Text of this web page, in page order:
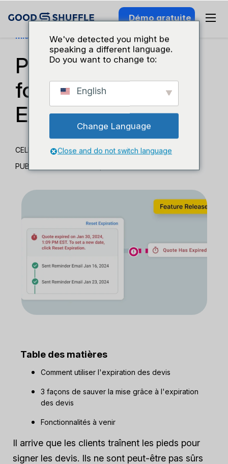
Démo gratuite
Mises À Jour Des Fonctionnalités
Pleins feux sur les
fonctionnalités :
Expiration du devis
CELITA SUMMA
PUBLIÉ 12 FÉVRIER 2023
Table des matières
Comment utiliser l'expiration des devis
3 façons de sauver la mise grâce à l'expiration
des devis
Fonctionnalités à venir
Il arrive que les clients traînent les pieds pour
signer les devis. Ils ne sont peut-être pas sûrs
We've detected you might be
speaking a different language.
Do you want to change to:
English
Change Language
Close and do not switch language